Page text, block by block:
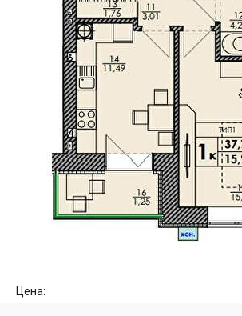
Цена: